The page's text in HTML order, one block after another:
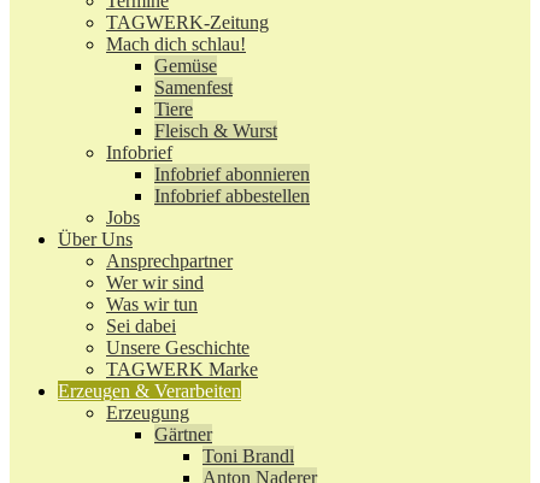
TAGWERK-Zeitung
Mach dich schlau!
Gemüse
Samenfest
Tiere
Fleisch & Wurst
Infobrief
Infobrief abonnieren
Infobrief abbestellen
Jobs
Über Uns
Ansprechpartner
Wer wir sind
Was wir tun
Sei dabei
Unsere Geschichte
TAGWERK Marke
Erzeugen & Verarbeiten
Erzeugung
Gärtner
Toni Brandl
Anton Naderer